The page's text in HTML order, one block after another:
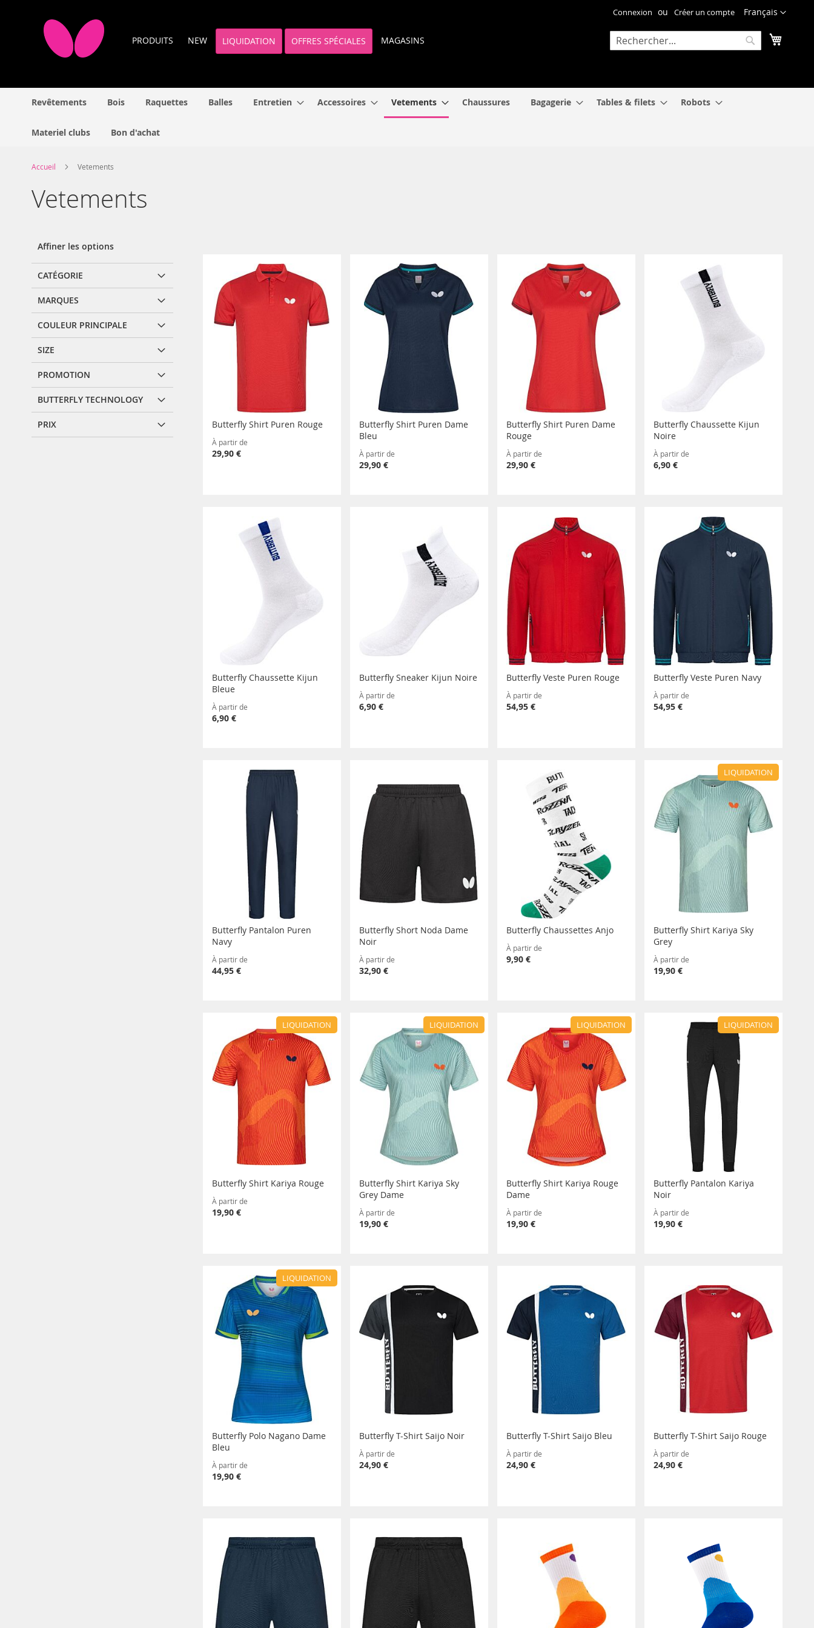
contenu
Langue
Français
Connexion Créer un compte
PRODUITS NEW LIQUIDATION OFFRES SPÉCIALES MAGASINS
Rechercher
Revêtements Bois Raquettes Balles Entretien Accessoires Vetements Chaussures Bagagerie Tables & filets Robots
Materiel clubs Bon d'achat
Accueil Vetements
Vetements
Butterfly Shirt Puren Rouge
À partir de
29,90 €
Butterfly Shirt Puren Dame
Bleu
À partir de
29,90 €
Butterfly Shirt Puren Dame
Rouge
À partir de
29,90 €
Butterfly Chaussette Kijun
Noire
À partir de
6,90 €
Butterfly Chaussette Kijun
Bleue
À partir de
6,90 €
Butterfly Sneaker Kijun Noire
À partir de
6,90 €
Butterfly Veste Puren Rouge
À partir de
54,95 €
Butterfly Veste Puren Navy
À partir de
54,95 €
Butterfly Pantalon Puren
Navy
À partir de
44,95 €
Butterfly Short Noda Dame
Noir
À partir de
32,90 €
Butterfly Chaussettes Anjo
À partir de
9,90 €
LIQUIDATION
Butterfly Shirt Kariya Sky
Grey
À partir de
19,90 €
LIQUIDATION
Butterfly Shirt Kariya Rouge
À partir de
19,90 €
LIQUIDATION
Butterfly Shirt Kariya Sky
Grey Dame
À partir de
19,90 €
LIQUIDATION
Butterfly Shirt Kariya Rouge
Dame
À partir de
19,90 €
LIQUIDATION
Butterfly Pantalon Kariya
Noir
À partir de
19,90 €
LIQUIDATION
Butterfly Polo Nagano Dame
Bleu
À partir de
19,90 €
Butterfly T-Shirt Saijo Noir
À partir de
24,90 €
Butterfly T-Shirt Saijo Bleu
À partir de
24,90 €
Butterfly T-Shirt Saijo Rouge
À partir de
24,90 €
Affiner les options
CATÉGORIE
MARQUES
COULEUR PRINCIPALE
SIZE
PROMOTION
BUTTERFLY TECHNOLOGY
PRIX